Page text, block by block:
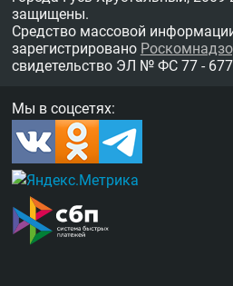
защищены.
Средство массовой
зарегистрировано
свидетельство ЭЛ № ФС 77 -
Мы в соцсетях: